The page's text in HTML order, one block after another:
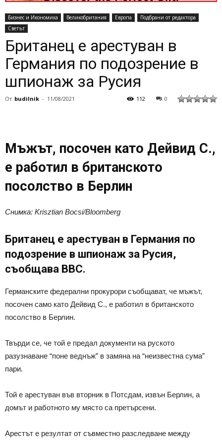
Бизнес и Икономика Великобритания Европа
Подбрани от редактора
Светът
Британец е арестуван в
Германия по подозрение в
шпионаж за Русия
От budilnik - 11/08/2021 0
112
Мъжът, посочен като Дейвид С.,
е работил в британското
посолство в Берлин
Снимка: Krisztian Bocsi/Bloomberg
Британец е арестуван в Германия по
подозрение в шпионаж за Русия,
съобщава ВВС.
Германските федерални прокурори съобщават, че мъжът,
посочен само като Дейвид С., е работил в британското
посолство в Берлин.
Твърди се, че той е предал документи на руското
разузнаване “поне веднъж” в замяна на “неизвестна сума”
пари.
Той е арестуван във вторник в Потсдам, извън Берлин, а
домът и работното му място са претърсени.
Арестът е резултат от съвместно разследване между